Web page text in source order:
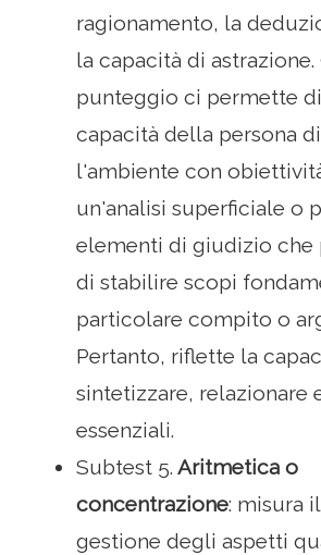
ragionamento, la
la capacità di astrazione.
punteggio ci permette
capacità della persona
l'ambiente con
un'analisi superficiale o
elementi di giudizio che
di stabilire scopi
particolare compito o
Pertanto, riflette la
sintetizzare, relazionare
essenziali.
Subtest 5. Aritmetica o
concentrazione: misura
gestione degli aspetti